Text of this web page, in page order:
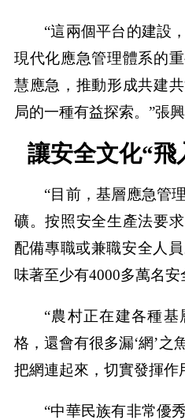
“這兩個平台的建設
現代化應急管理體系的
慧應急，推動形成共建
局的一種有益探索。”張興
讓安全文化“飛
“目前，基層應急管
礦。按照安全生產法要
配備專職或兼職安全人
味著至少有4000多萬名安
“農村正在建各種
格，還會有很多漏‘網’之
把網連起來，切實發揮作
“中華民族有非常優